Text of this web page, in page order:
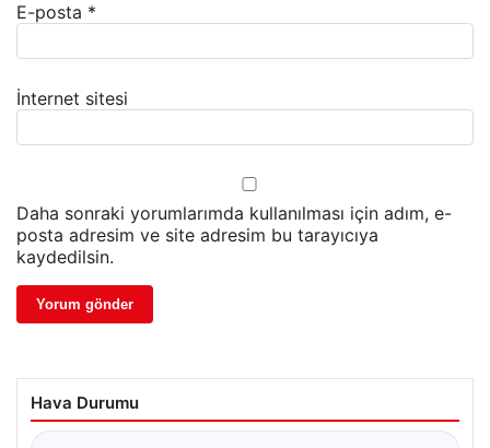
E-posta *
İnternet sitesi
Daha sonraki yorumlarımda kullanılması için adım, e-
posta adresim ve site adresim bu tarayıcıya
kaydedilsin.
Hava Durumu